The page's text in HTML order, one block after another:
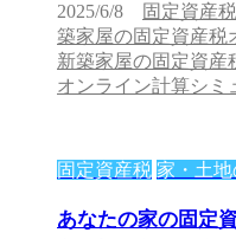
2025/6/8 固定資産
築家屋の固定資産税
新築家屋の固定資産
オンライン計算シミ
固定資産税 家・土
あなたの家の固定